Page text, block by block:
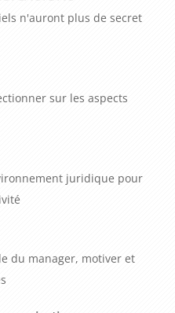
n'auront plus de secret
sur les aspects
juridique pour
du manager, motiver et